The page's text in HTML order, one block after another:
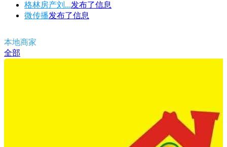
格林房产刘...发布了信息
微传播发布了信息
本地商家
全部